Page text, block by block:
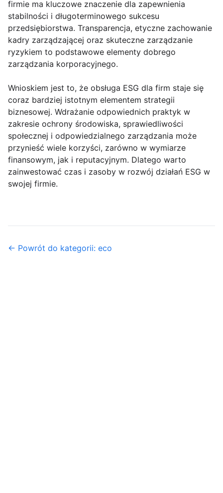
firmie ma kluczowe znaczenie dla zapewnienia
stabilności i długoterminowego sukcesu
przedsiębiorstwa. Transparencja, etyczne zachowanie
kadry zarządzającej oraz skuteczne zarządzanie
ryzykiem to podstawowe elementy dobrego
zarządzania korporacyjnego.
Wnioskiem jest to, że obsługa ESG dla firm staje się
coraz bardziej istotnym elementem strategii
biznesowej. Wdrażanie odpowiednich praktyk w
zakresie ochrony środowiska, sprawiedliwości
społecznej i odpowiedzialnego zarządzania może
przynieść wiele korzyści, zarówno w wymiarze
finansowym, jak i reputacyjnym. Dlatego warto
zainwestować czas i zasoby w rozwój działań ESG w
swojej firmie.
← Powrót do kategorii: eco